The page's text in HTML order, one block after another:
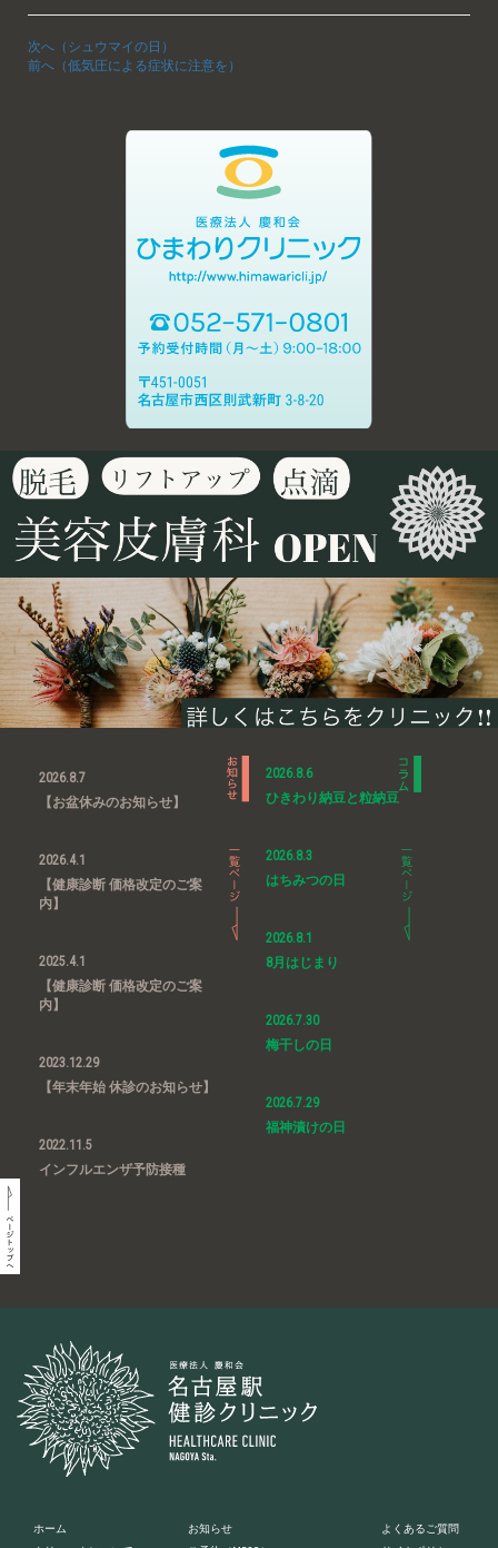
次へ（シュウマイの日）
前へ（低気圧による症状に注意を）
2026.8.7
【お盆休みのお知らせ】
2026.4.1
【健康診断 価格改定のご案
内】
2025.4.1
【健康診断 価格改定のご案
内】
2023.12.29
【年末年始 休診のお知らせ】
2022.11.5
インフルエンザ予防接種
2026.8.6
ひきわり納豆と粒納豆
2026.8.3
はちみつの日
2026.8.1
8月はじまり
2026.7.30
梅干しの日
2026.7.29
福神漬けの日
ホーム
お知らせ
よくあるご質問